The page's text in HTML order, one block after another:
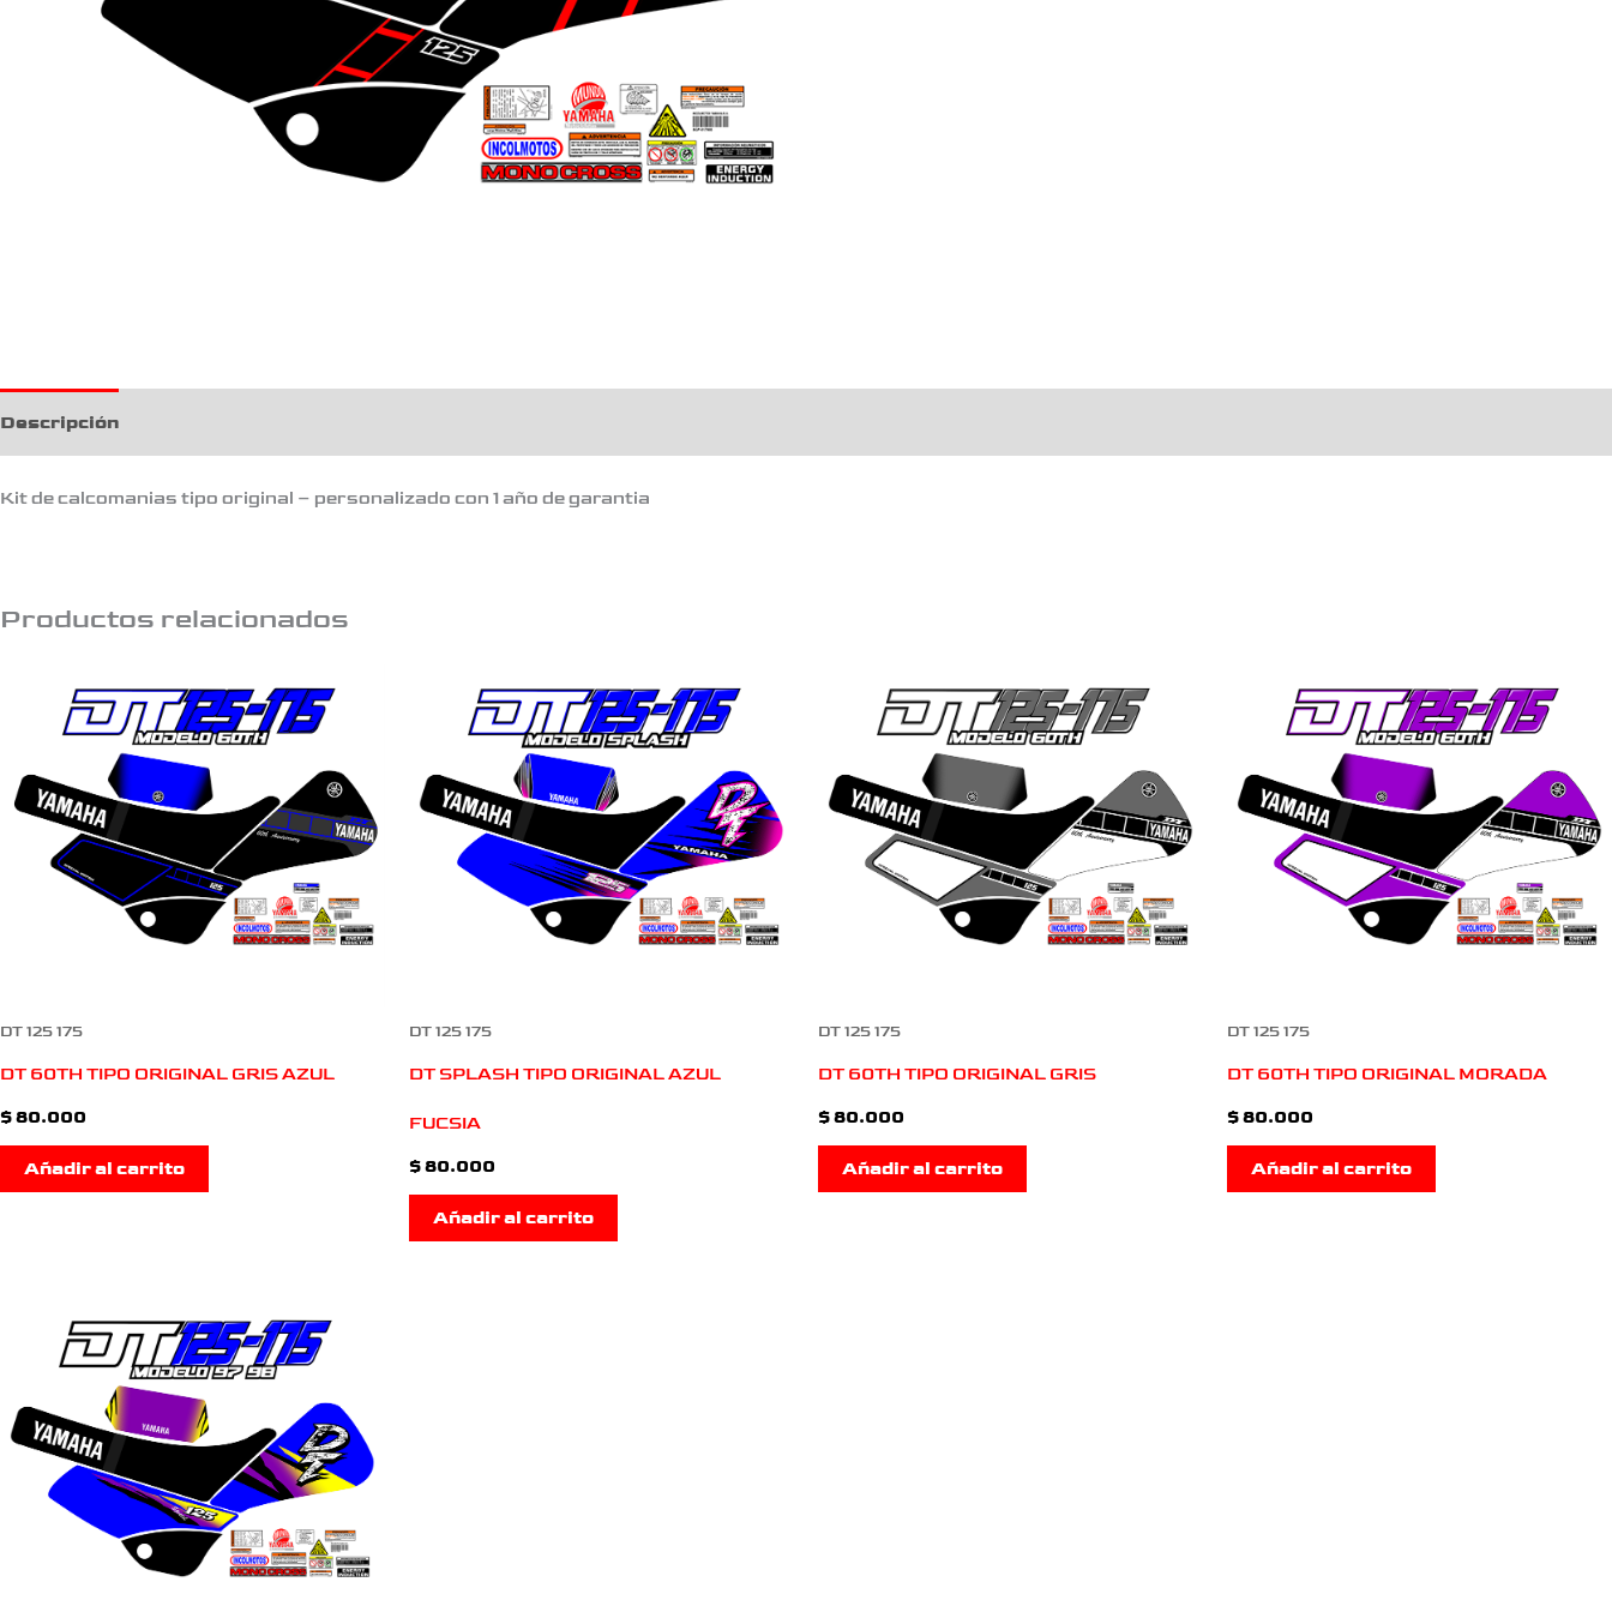
Descripción
Kit de calcomanias tipo original – personalizado con 1 año de garantia
Productos relacionados
DT 125 175
DT 60TH TIPO ORIGINAL GRIS AZUL
$80.000
Añadir al carrito
DT 125 175
DT SPLASH TIPO ORIGINAL AZUL
FUCSIA
$80.000
Añadir al carrito
DT 125 175
DT 60TH TIPO ORIGINAL GRIS
$80.000
Añadir al carrito
DT 125 175
DT 60TH TIPO ORIGINAL MORADA
$80.000
Añadir al carrito